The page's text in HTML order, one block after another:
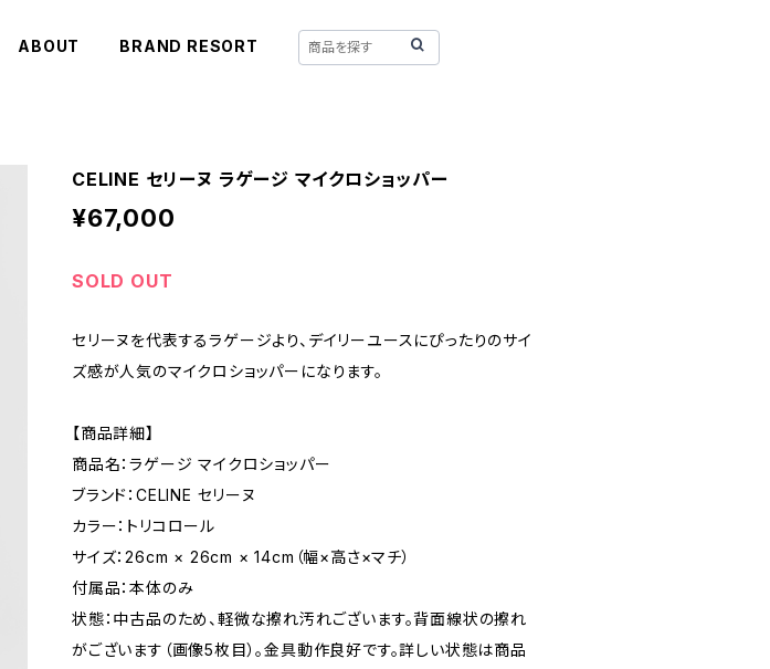
ABOUT BRAND RESORT
CELINE セリーヌ ラゲージ マイクロショッパー
¥67,000
SOLD OUT
セリーヌを代表するラゲージより、デイリーユースにぴったりのサイ
ズ感が人気のマイクロショッパーになります。
【商品詳細】
商品名：ラゲージ マイクロショッパー
ブランド：CELINE セリーヌ
カラー：トリコロール
サイズ：26cm × 26cm × 14cm（幅×高さ×マチ）
付属品：本体のみ
状態：中古品のため、軽微な擦れ汚れございます。背面線状の擦れ
がございます（画像5枚目）。金具動作良好です。詳しい状態は商品